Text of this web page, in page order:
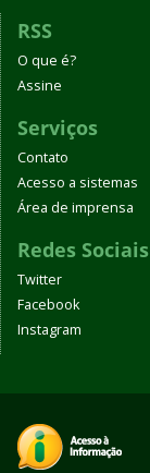
RSS
O que é?
Assine
Serviços
Contato
Acesso a sistemas
Área de imprensa
Redes Sociais
Twitter
Facebook
Instagram